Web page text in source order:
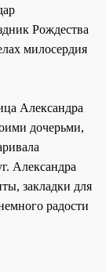
Рождества
милосердия
Александра
дочерьми,
Александра
закладки для
радости